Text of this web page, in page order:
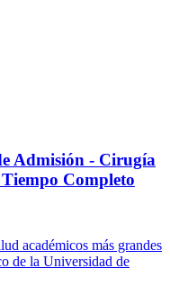
Admisión - Cirugía
Completo
académicos más grandes
de la Universidad de